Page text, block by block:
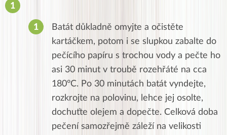
Batát důkladně omyjte a očistěte
kartáčkem, potom i se slupkou zabalte do
pečícího papíru s trochou vody a pečte ho
asi 30 minut v troubě rozehřáté na cca
180°C. Po 30 minutách batát vyndejte,
rozkrojte na polovinu, lehce jej osolte,
dochuťte olejem a dopečte. Celková doba
pečení samozřejmě záleží na velikosti